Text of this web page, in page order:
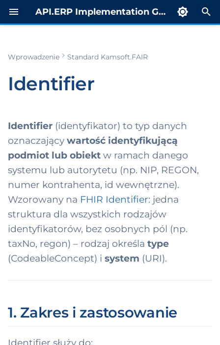
API.ERP Implementation Guide
i
j
p
i
ć
,
a
(URI)
identifier
to-Pay i
(Invoice)
produktu
level cost
report
żądaniowy
rozgłoszeniowy
notyfikacyjny
raportowy
dla
(APIM)
domeny → 9
MP Profil CDA
Przykłady XML
Scenariusz
skierowania
Scenariusz
orzeczenia
Wprowadzenie Standard Kamsoft.FAIR
Identifier
Identifier (identyfikator) to typ danych
oznaczający wartość identyfikującą
podmiot lub obiekt w ramach danego
systemu lub autorytetu (np. NIP, REGON,
numer kontrahenta, id wewnętrzne).
Wzorowany na FHIR Identifier: jedna
struktura dla wszystkich rodzajów
identyfikatorów, bez osobnych pól (np.
taxNo, regon) – rodzaj określa type
(CodeableConcept) i system (URI).
1. Zakres i zastosowanie